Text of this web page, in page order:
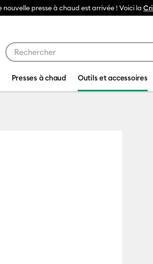
Presses à chaud Outils et accessoires